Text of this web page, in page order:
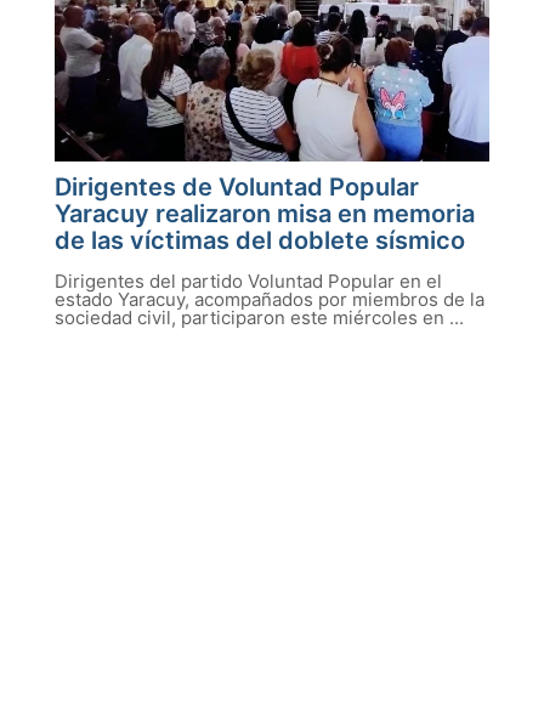
Dirigentes de Voluntad Popular
Yaracuy realizaron misa en memoria
de las víctimas del doblete sísmico
Dirigentes del partido Voluntad Popular en el
estado Yaracuy, acompañados por miembros de la
sociedad civil, participaron este miércoles en ...